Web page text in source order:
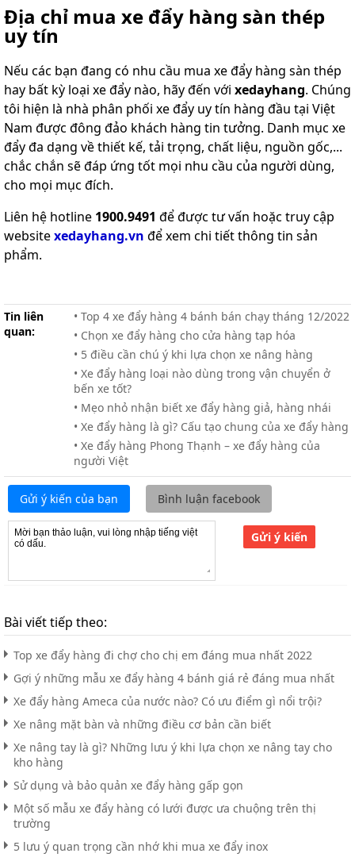
Địa chỉ mua xe đẩy hàng sàn thép
uy tín
Nếu các bạn đang có nhu cầu mua xe đẩy hàng sàn thép
hay bất kỳ loại xe đẩy nào, hãy đến với xedayhang. Chúng
tôi hiện là nhà phân phối xe đẩy uy tín hàng đầu tại Việt
Nam được đông đảo khách hàng tin tưởng. Danh mục xe
đẩy đa dạng về thiết kế, tải trọng, chất liệu, nguồn gốc,...
chắc chắn sẽ đáp ứng tốt mọi nhu cầu của người dùng,
cho mọi mục đích.
Liên hệ hotline 1900.9491 để được tư vấn hoặc truy cập
websitexedayhang.vn để xem chi tiết thông tin sản
phẩm.
Tin liên
quan:
• Top 4 xe đẩy hàng 4 bánh bán chạy tháng 12/2022
• Chọn xe đẩy hàng cho cửa hàng tạp hóa
• 5 điều cần chú ý khi lựa chọn xe nâng hàng
• Xe đẩy hàng loại nào dùng trong vận chuyển ở
bến xe tốt?
• Mẹo nhỏ nhận biết xe đẩy hàng giả, hàng nhái
• Xe đẩy hàng là gì? Cấu tạo chung của xe đẩy hàng
• Xe đẩy hàng Phong Thạnh – xe đẩy hàng của
người Việt
Gửi ý kiến của bạn Bình luận facebook
Gửi ý kiến
Bài viết tiếp theo:
Top xe đẩy hàng đi chợ cho chị em đáng mua nhất 2022
Gợi ý những mẫu xe đẩy hàng 4 bánh giá rẻ đáng mua nhất
Xe đẩy hàng Ameca của nước nào? Có ưu điểm gì nổi trội?
Xe nâng mặt bàn và những điều cơ bản cần biết
Xe nâng tay là gì? Những lưu ý khi lựa chọn xe nâng tay cho
kho hàng
Sử dụng và bảo quản xe đẩy hàng gấp gọn
Một số mẫu xe đẩy hàng có lưới được ưa chuộng trên thị
trường
5 lưu ý quan trọng cần nhớ khi mua xe đẩy inox